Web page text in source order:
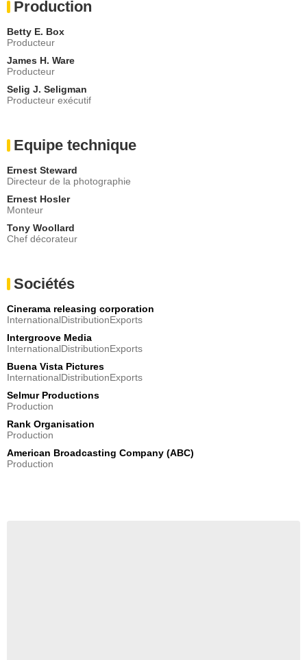
Production
Betty E. Box
Producteur
James H. Ware
Producteur
Selig J. Seligman
Producteur exécutif
Equipe technique
Ernest Steward
Directeur de la photographie
Ernest Hosler
Monteur
Tony Woollard
Chef décorateur
Sociétés
Cinerama releasing corporation
InternationalDistributionExports
Intergroove Media
InternationalDistributionExports
Buena Vista Pictures
InternationalDistributionExports
Selmur Productions
Production
Rank Organisation
Production
American Broadcasting Company (ABC)
Production